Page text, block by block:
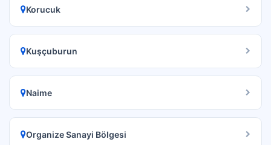
Korucuk
Kuşçuburun
Naime
Organize Sanayi Bölgesi